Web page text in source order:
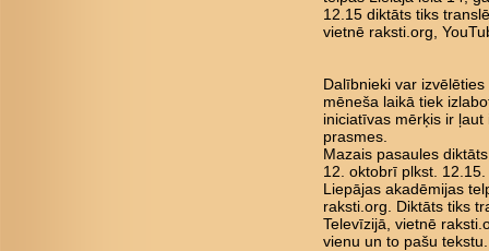
12.15 diktāts tiks
vietnē raksti.org,
Dalībnieki var
mēneša laikā tiek
iniciatīvas mērķis ir
prasmes.
Mazais pasaules
12. oktobrī plkst.
Liepājas akadēmijas
raksti.org. Diktāts tiks
Televīzijā, vietnē
vienu un to pašu tekstu.